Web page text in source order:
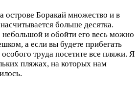
острове Боракай множество и в
больше десятка.
небольшой и обойти его весь можно
а если вы будете прибегать
особого труда посетите все пляжи. Я
пляжах, на которых нам